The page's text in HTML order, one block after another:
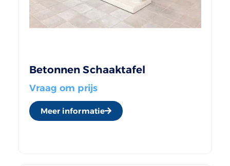
Betonnen Schaaktafel
Vraag om prijs
Meer informatie